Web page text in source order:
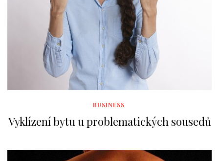
BUSINESS
Vyklízení bytu u problematických sousedů